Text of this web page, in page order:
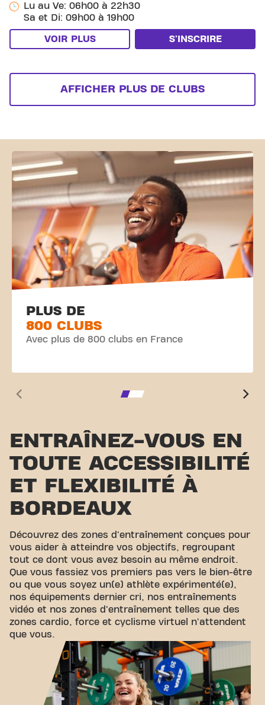
Lu au Ve: 06h00 à 22h30
Sa et Di: 09h00 à 19h00
VOIR PLUS S'INSCRIRE
AFFICHER PLUS DE CLUBS
PLUS DE
800 CLUBS
Avec plus de 800 clubs en France
ENTRAÎNEZ-VOUS EN
TOUTE ACCESSIBILITÉ
ET FLEXIBILITÉ À
BORDEAUX
Découvrez des zones d'entraînement conçues pour
vous aider à atteindre vos objectifs, regroupant
tout ce dont vous avez besoin au même endroit.
Que vous fassiez vos premiers pas vers le bien-être
ou que vous soyez un(e) athlète expérimenté(e),
nos équipements dernier cri, nos entraînements
vidéo et nos zones d'entraînement telles que des
zones cardio, force et cyclisme virtuel n'attendent
que vous.